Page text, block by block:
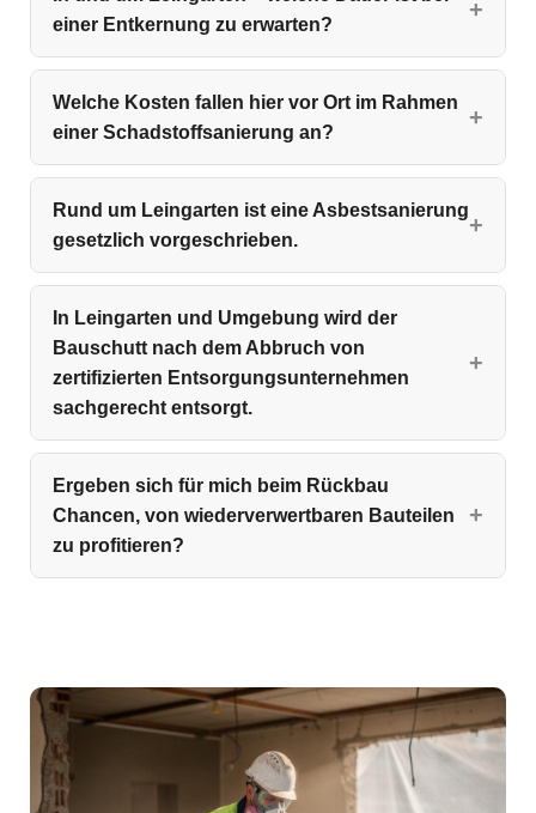
einer Entkernung zu erwarten?
Welche Kosten fallen hier vor Ort im Rahmen
einer Schadstoffsanierung an?
Rund um Leingarten ist eine Asbestsanierung
gesetzlich vorgeschrieben.
In Leingarten und Umgebung wird der
Bauschutt nach dem Abbruch von
zertifizierten Entsorgungsunternehmen
sachgerecht entsorgt.
Ergeben sich für mich beim Rückbau
Chancen, von wiederverwertbaren Bauteilen
zu profitieren?